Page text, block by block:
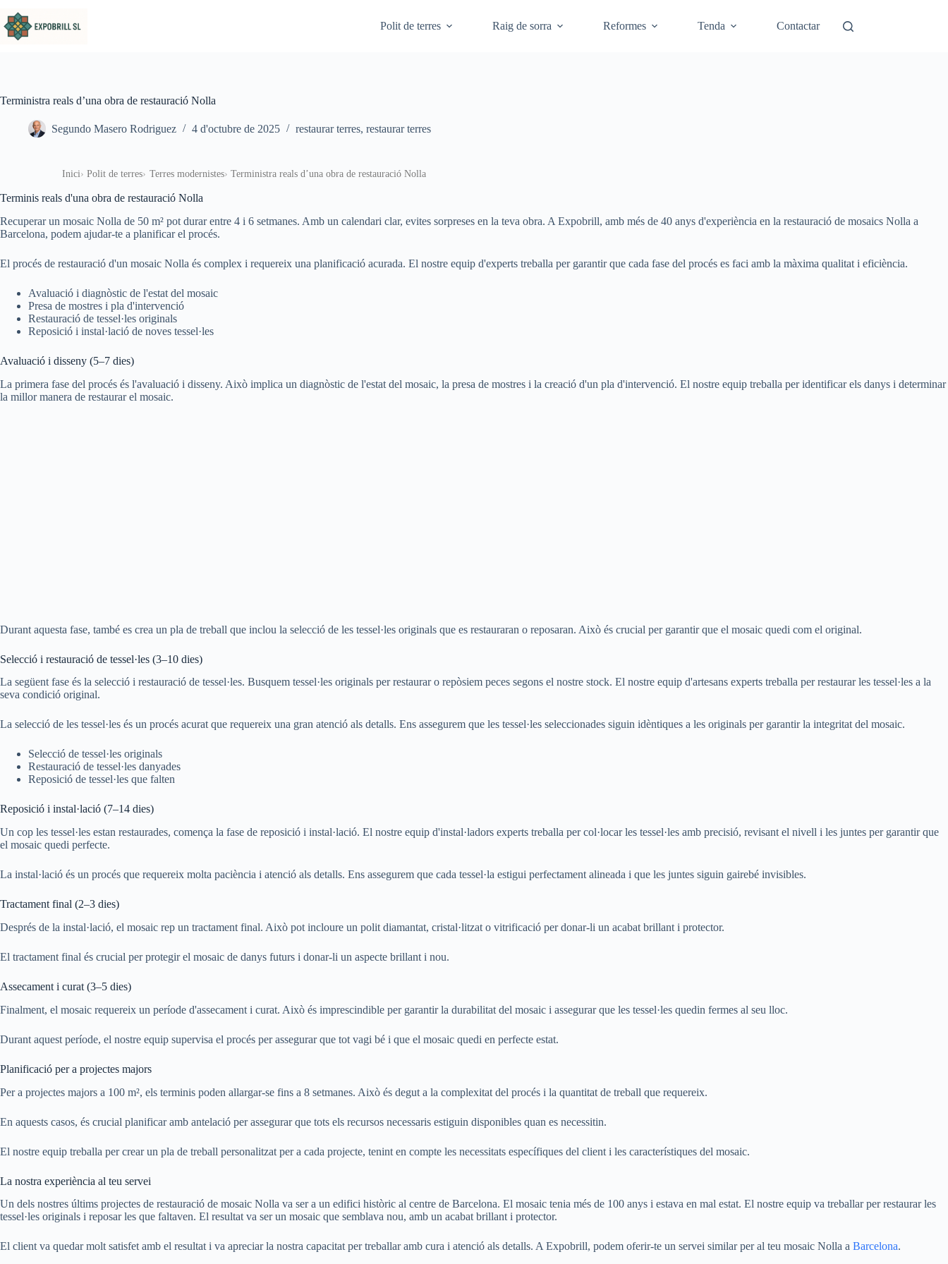
Polit de terres
Raig de sorra Reformes Tenda Contactar
Terministra reals d’una obra de restauració Nolla
Segundo Masero Rodriguez 4 d'octubre de 2025 restaurar terres, restaurar terres
Inici Polit de terres Terres modernistes Terministra reals d’una obra de restauració Nolla
Terminis reals d'una obra de restauració Nolla
Recuperar un mosaic Nolla de 50 m² pot durar entre 4 i 6 setmanes. Amb un calendari clar, evites sorpreses en la teva obra. A Expobrill, amb més de 40 anys d'experiència en la restauració de mosaics Nolla a
Barcelona, podem ajudar-te a planificar el procés.
El procés de restauració d'un mosaic Nolla és complex i requereix una planificació acurada. El nostre equip d'experts treballa per garantir que cada fase del procés es faci amb la màxima qualitat i eficiència.
Avaluació i diagnòstic de l'estat del mosaic
Presa de mostres i pla d'intervenció
Restauració de tessel·les originals
Reposició i instal·lació de noves tessel·les
Avaluació i disseny (5–7 dies)
La primera fase del procés és l'avaluació i disseny. Això implica un diagnòstic de l'estat del mosaic, la presa de mostres i la creació d'un pla d'intervenció. El nostre equip treballa per identificar els danys i determinar
la millor manera de restaurar el mosaic.
Durant aquesta fase, també es crea un pla de treball que inclou la selecció de les tessel·les originals que es restauraran o reposaran. Això és crucial per garantir que el mosaic quedi com el original.
Selecció i restauració de tessel·les (3–10 dies)
La següent fase és la selecció i restauració de tessel·les. Busquem tessel·les originals per restaurar o repòsiem peces segons el nostre stock. El nostre equip d'artesans experts treballa per restaurar les tessel·les a la
seva condició original.
La selecció de les tessel·les és un procés acurat que requereix una gran atenció als detalls. Ens assegurem que les tessel·les seleccionades siguin idèntiques a les originals per garantir la integritat del mosaic.
Selecció de tessel·les originals
Restauració de tessel·les danyades
Reposició de tessel·les que falten
Reposició i instal·lació (7–14 dies)
Un cop les tessel·les estan restaurades, comença la fase de reposició i instal·lació. El nostre equip d'instal·ladors experts treballa per col·locar les tessel·les amb precisió, revisant el nivell i les juntes per garantir que
el mosaic quedi perfecte.
La instal·lació és un procés que requereix molta paciència i atenció als detalls. Ens assegurem que cada tessel·la estigui perfectament alineada i que les juntes siguin gairebé invisibles.
Tractament final (2–3 dies)
Després de la instal·lació, el mosaic rep un tractament final. Això pot incloure un polit diamantat, cristal·litzat o vitrificació per donar-li un acabat brillant i protector.
El tractament final és crucial per protegir el mosaic de danys futurs i donar-li un aspecte brillant i nou.
Assecament i curat (3–5 dies)
Finalment, el mosaic requereix un període d'assecament i curat. Això és imprescindible per garantir la durabilitat del mosaic i assegurar que les tessel·les quedin fermes al seu lloc.
Durant aquest període, el nostre equip supervisa el procés per assegurar que tot vagi bé i que el mosaic quedi en perfecte estat.
Planificació per a projectes majors
Per a projectes majors a 100 m², els terminis poden allargar-se fins a 8 setmanes. Això és degut a la complexitat del procés i la quantitat de treball que requereix.
En aquests casos, és crucial planificar amb antelació per assegurar que tots els recursos necessaris estiguin disponibles quan es necessitin.
El nostre equip treballa per crear un pla de treball personalitzat per a cada projecte, tenint en compte les necessitats específiques del client i les característiques del mosaic.
La nostra experiència al teu servei
Un dels nostres últims projectes de restauració de mosaic Nolla va ser a un edifici històric al centre de Barcelona. El mosaic tenia més de 100 anys i estava en mal estat. El nostre equip va treballar per restaurar les
tessel·les originals i reposar les que faltaven. El resultat va ser un mosaic que semblava nou, amb un acabat brillant i protector.
El client va quedar molt satisfet amb el resultat i va apreciar la nostra capacitat per treballar amb cura i atenció als detalls. A Expobrill, podem oferir-te un servei similar per al teu mosaic Nolla a Barcelona.